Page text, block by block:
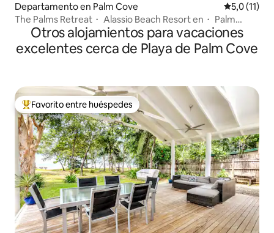
Departamento en Palm Cove Calificación
5,0 (11)
The Palms Retreat・ Alassio Beach Resort en・ Palm
CoveOtros alojamientos para vacaciones
excelentes cerca de Playa de Palm Cove
Favorito entre los huéspedes más destacados
Favorito entre huéspedes